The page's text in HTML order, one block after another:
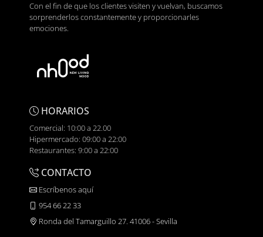
Con el fin de que los clientes visiten y vuelvan, buscamos
sorprenderlos constantemente y proporcionarles
emociones.
HORARIOS
Comercial: 10:00 a 22.00
Hipermercado: 09:00 a 22:00
Restaurantes: 9:00 a 22:00
CONTACTO
Escríbenos aquí
954 66 22 33
Ronda del Tamarguillo 27. 41006 - Sevilla